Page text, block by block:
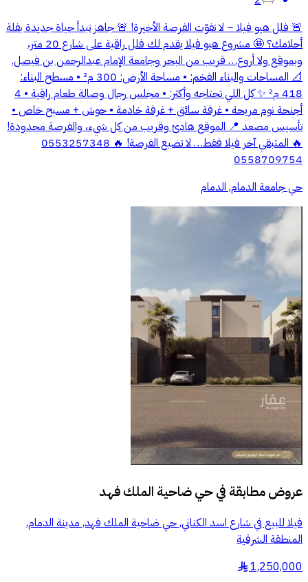
🚨 فلل هيو فيلا – لا تفوّت الفرصة الأخيرة! 🚨 جاهز تبدأ حياة جديدة بفلة
أحلامك؟ 🤩 مشروع هيو فيلا يقدم لك فلل راقية على شارع 20 متر،
وبموقع ولا أروع… قريب من البحر وجامعة الإمام عبدالرحمن بن فيصل.
📐 المساحات والبناء الفخم: • مساحة الأرض: 300 م² • مسطح البناء:
418 م² ✨ كل اللي تحتاجه وأكثر: • مجلس رجال وصالة طعام راقية • 4
أجنحة نوم مريحة • غرفة سائق + غرفة خادمة • حوش + مسبح خاص •
تأسيس مصعد 📍 الموقع هادئ وقريب من كل شيء، والفرصة محدودة!
🔥 المتبقي آخر فيلا فقط… لا تضيع الفرصة! 🔥 0553257348
0558709754
حي جامعة الدمام, الدمام
عروض مطابقة فيحي ضاحية الملك فهد
فيلا للبيع في شارع اسد الكناني, حي ضاحية الملك فهد, مدينة الدمام,
المنطقة الشرقية
1,250,000
§